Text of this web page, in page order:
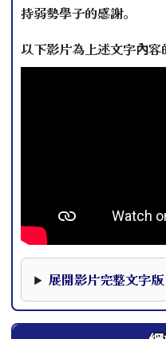
持弱勢學子的感謝。
以下影片為上述文字內容
展開影片完整文字版